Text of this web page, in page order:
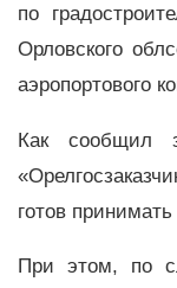
по
Орловского
аэропортового
Как сообщил
готов
При этом, по